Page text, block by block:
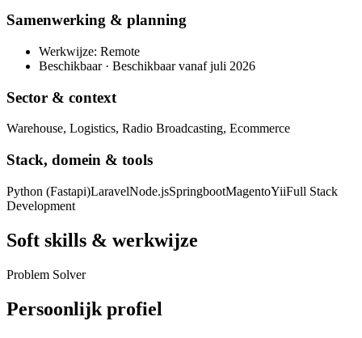
Samenwerking & planning
Werkwijze: Remote
Beschikbaar · Beschikbaar vanaf juli 2026
Sector & context
Warehouse, Logistics, Radio Broadcasting, Ecommerce
Stack, domein & tools
Python (Fastapi)LaravelNode.jsSpringbootMagentoYiiFull Stack
Development
Soft skills & werkwijze
Problem Solver
Persoonlijk profiel